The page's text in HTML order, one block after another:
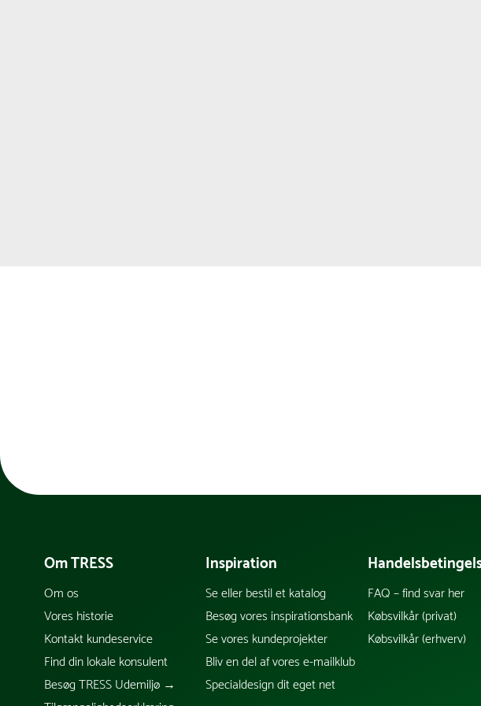
Om TRESS
Om os
Vores historie
Kontakt kundeservice
Find din lokale konsulent
Besøg TRESS Udemiljø →
Inspiration
Se eller bestil et katalog
Besøg vores inspirationsbank
Se vores kundeprojekter
Bliv en del af vores e-mailklub
Specialdesign dit eget net
FAQ – find svar her
Købsvilkår (privat)
Købsvilkår (erhverv)